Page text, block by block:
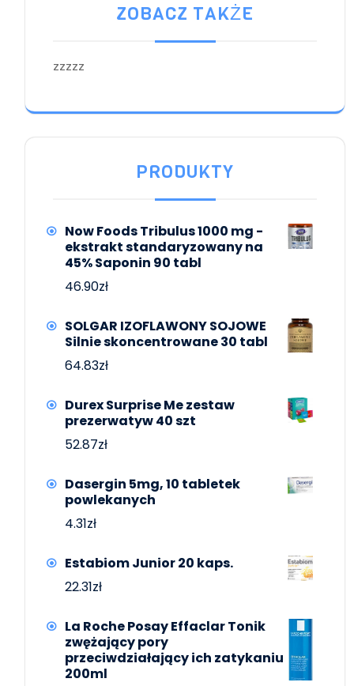
ZOBACZ TAKŻE
zzzzz
PRODUKTY
Now Foods Tribulus 1000 mg -
ekstrakt standaryzowany na
45% Saponin 90 tabl
46.90zł
SOLGAR IZOFLAWONY SOJOWE
Silnie skoncentrowane 30 tabl
64.83zł
Durex Surprise Me zestaw
prezerwatyw 40 szt
52.87zł
Dasergin 5mg, 10 tabletek
powlekanych
4.31zł
Estabiom Junior 20 kaps.
22.31zł
La Roche Posay Effaclar Tonik
zwężający pory
przeciwdziałający ich zatykaniu
200ml